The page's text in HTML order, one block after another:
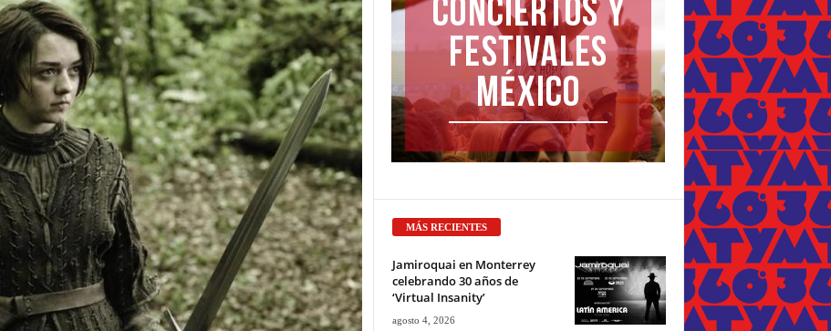
MÁS RECIENTES
Jamiroquai en Monterrey
celebrando 30 años de
‘Virtual Insanity’
agosto 4, 2026